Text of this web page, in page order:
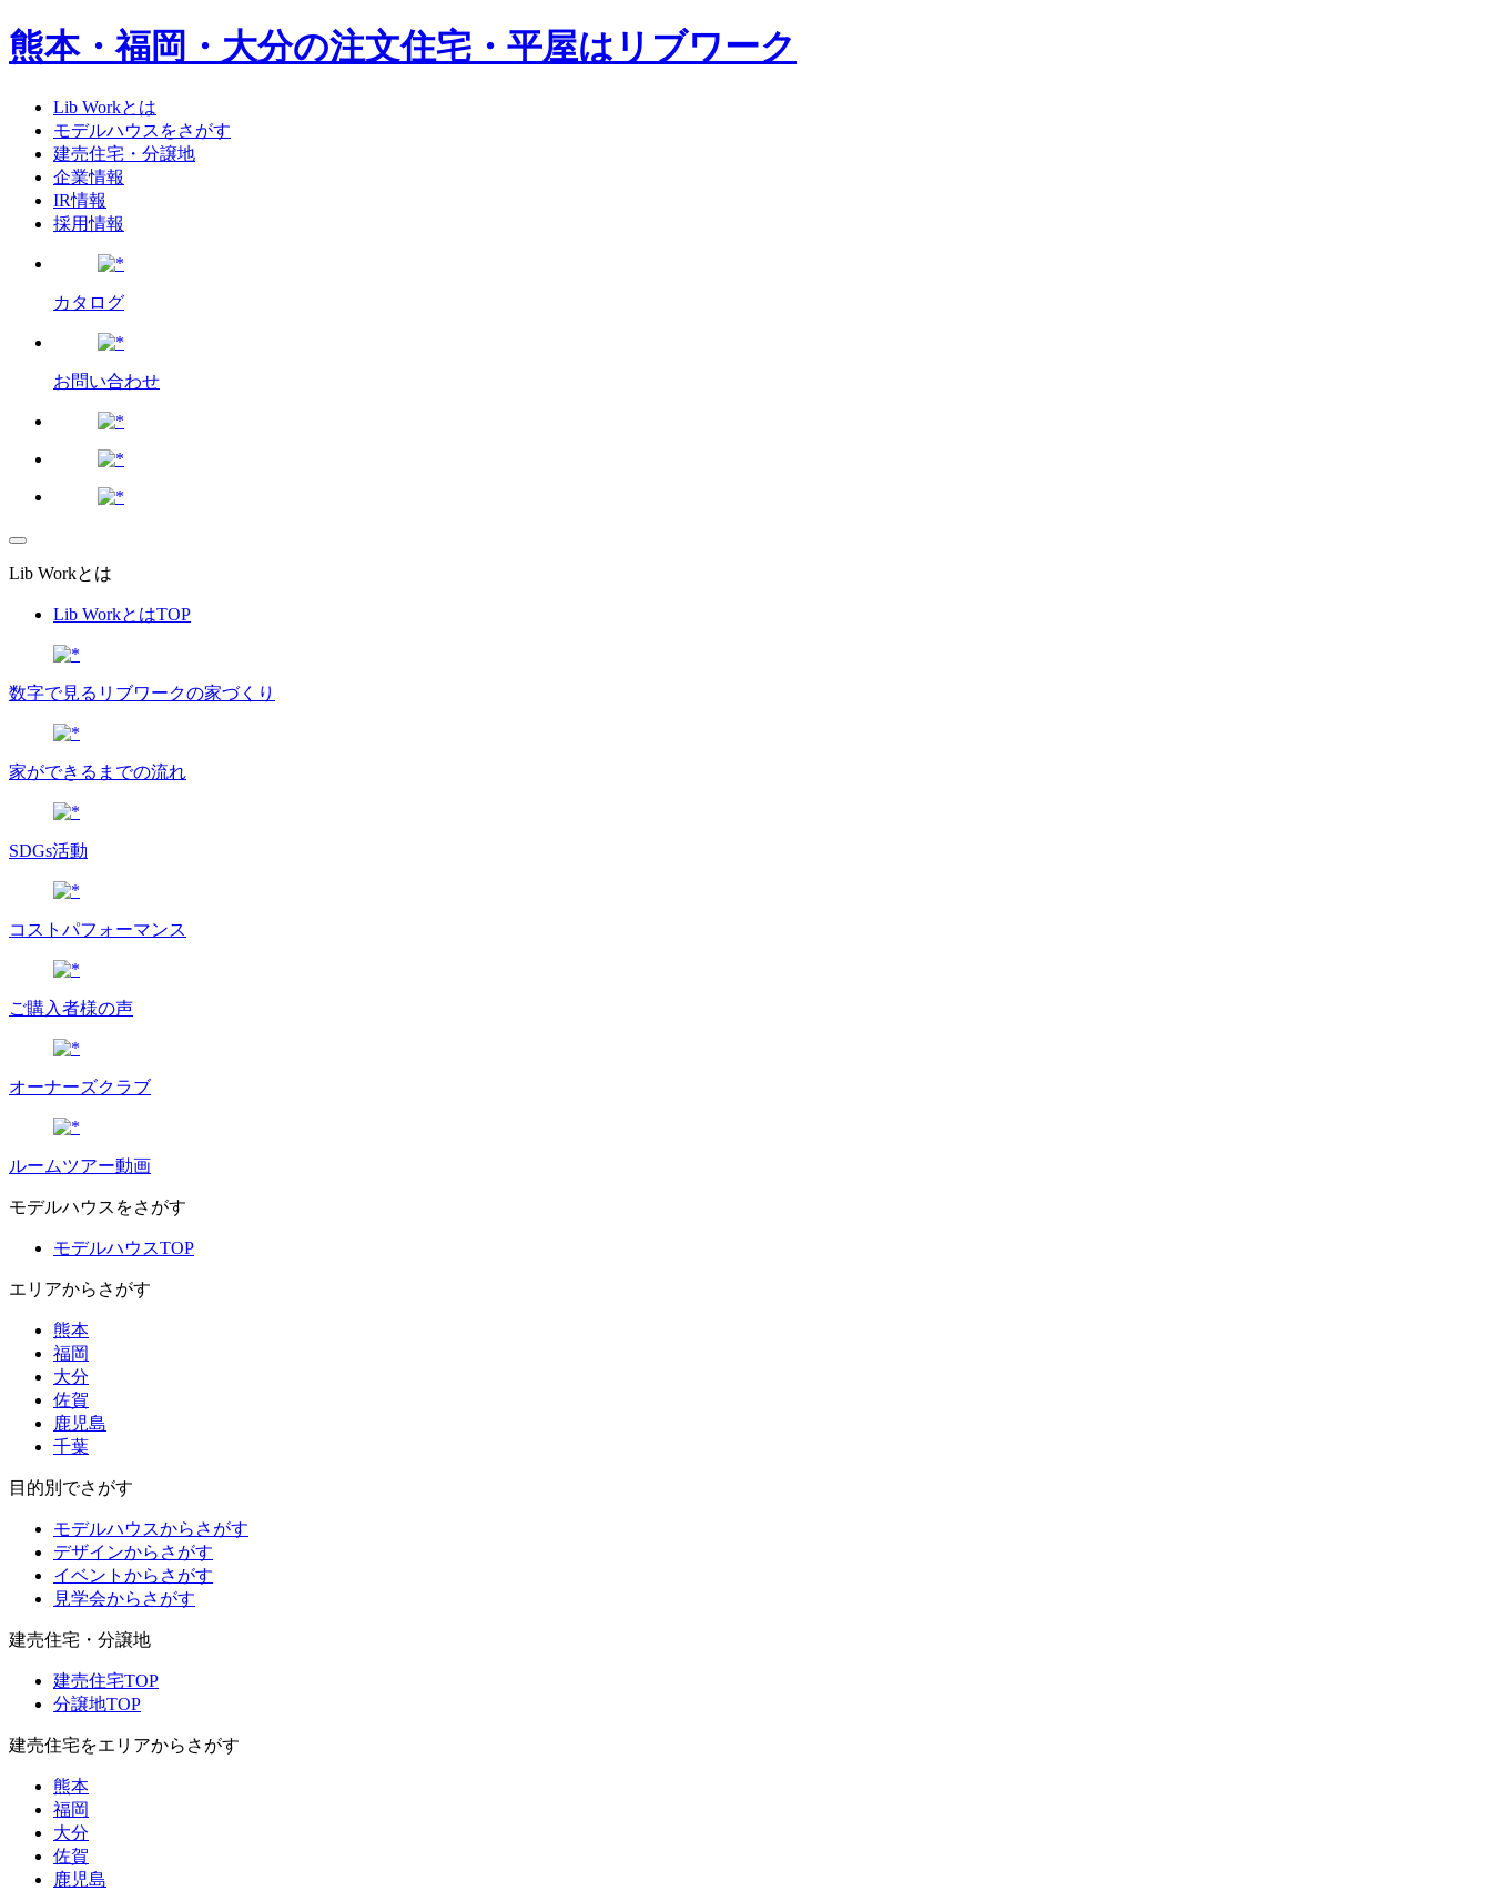
熊本・福岡・大分の注文住宅・平屋はリブワーク
Lib Workとは
モデルハウスをさがす
建売住宅・分譲地
企業情報
IR情報
採用情報
カタログ
お問い合わせ
Lib Workとは
Lib WorkとはTOP
数字で⾒るリブワークの家づくり
家ができるまでの流れ
SDGs活動
コストパフォーマンス
ご購入者様の声
オーナーズクラブ
ルームツアー動画
モデルハウスをさがす
モデルハウスTOP
エリアからさがす
熊本
福岡
大分
佐賀
鹿児島
千葉
目的別でさがす
モデルハウスからさがす
デザインからさがす
イベントからさがす
見学会からさがす
建売住宅・分譲地
建売住宅TOP
分譲地TOP
建売住宅をエリアからさがす
熊本
福岡
大分
佐賀
鹿児島